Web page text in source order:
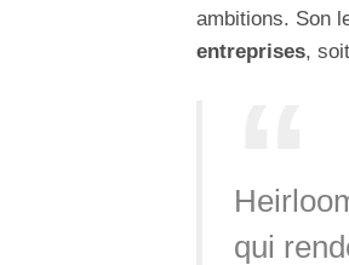
ambitions. Son
entreprises,
qui